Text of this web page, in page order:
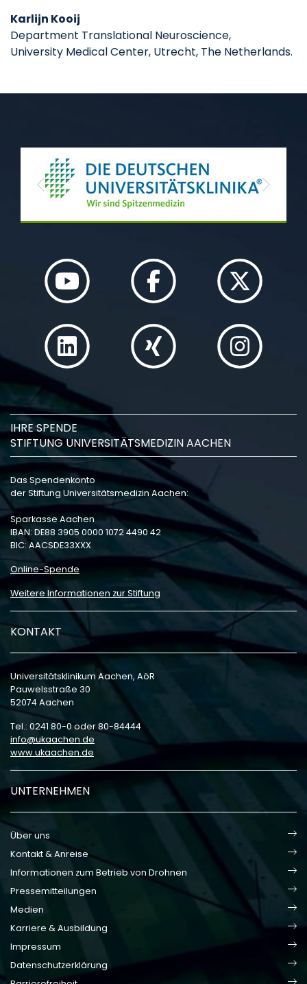
Karlijn Kooij
Department Translational Neuroscience,
University Medical Center, Utrecht, The Netherlands.
Previous Next
IHRE SPENDE
STIFTUNG UNIVERSITÄTSMEDIZIN AACHEN
Das Spendenkonto
der Stiftung Universitätsmedizin Aachen:
Sparkasse Aachen
IBAN: DE88 3905 0000 1072 4490 42
BIC: AACSDE33XXX
Online-Spende
Weitere Informationen zur Stiftung
KONTAKT
Universitätsklinikum Aachen, AöR
Pauwelsstraße 30
52074 Aachen
Tel.: 0241 80-0 oder 80-84444
info
ukaachen de
www.ukaachen.de
UNTERNEHMEN
Über uns
Kontakt & Anreise
Informationen zum Betrieb von Drohnen
Pressemitteilungen
Medien
Karriere & Ausbildung
Impressum
Datenschutzerklärung